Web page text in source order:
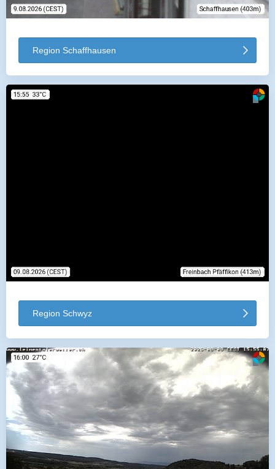
Region Schaffhausen
Region Schwyz